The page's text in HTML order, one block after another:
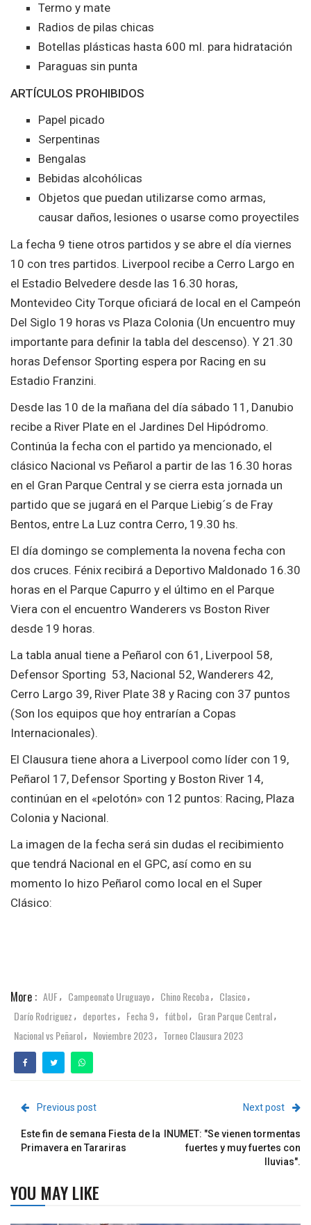
Termo y mate
Radios de pilas chicas
Botellas plásticas hasta 600 ml. para hidratación
Paraguas sin punta
ARTÍCULOS PROHIBIDOS
Papel picado
Serpentinas
Bengalas
Bebidas alcohólicas
Objetos que puedan utilizarse como armas,
causar daños, lesiones o usarse como proyectiles
La fecha 9 tiene otros partidos y se abre el día viernes
10 con tres partidos. Liverpool recibe a Cerro Largo en
el Estadio Belvedere desde las 16.30 horas,
Montevideo City Torque oficiará de local en el Campeón
Del Siglo 19 horas vs Plaza Colonia (Un encuentro muy
importante para definir la tabla del descenso). Y 21.30
horas Defensor Sporting espera por Racing en su
Estadio Franzini.
Desde las 10 de la mañana del día sábado 11, Danubio
recibe a River Plate en el Jardines Del Hipódromo.
Continúa la fecha con el partido ya mencionado, el
clásico Nacional vs Peñarol a partir de las 16.30 horas
en el Gran Parque Central y se cierra esta jornada un
partido que se jugará en el Parque Liebig´s de Fray
Bentos, entre La Luz contra Cerro, 19.30 hs.
El día domingo se complementa la novena fecha con
dos cruces. Fénix recibirá a Deportivo Maldonado 16.30
horas en el Parque Capurro y el último en el Parque
Viera con el encuentro Wanderers vs Boston River
desde 19 horas.
La tabla anual tiene a Peñarol con 61, Liverpool 58,
Defensor Sporting 53, Nacional 52, Wanderers 42,
Cerro Largo 39, River Plate 38 y Racing con 37 puntos
(Son los equipos que hoy entrarían a Copas
Internacionales).
El Clausura tiene ahora a Liverpool como líder con 19,
Peñarol 17, Defensor Sporting y Boston River 14,
continúan en el «pelotón» con 12 puntos: Racing, Plaza
Colonia y Nacional.
La imagen de la fecha será sin dudas el recibimiento
que tendrá Nacional en el GPC, así como en su
momento lo hizo Peñarol como local en el Super
Clásico:
More : AUF, Campeonato Uruguayo, Chino Recoba, Clasico,
Darío Rodriguez , deportes, Fecha 9, fútbol, Gran Parque Central,
Nacional vs Peñarol, Noviembre 2023, Torneo Clausura 2023
Previous post
Este fin de semana Fiesta de la
Primavera en Tarariras
Next post
INUMET: "Se vienen tormentas
fuertes y muy fuertes con
lluvias".
YOU MAY LIKE